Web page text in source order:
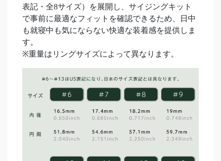
表記・全8サイズ）を展開し、サイジングキット
で事前に最適なフィットを確認できるため、日中
も就寝中も気にならない快適な装着感を提供しま
す。
※重量はリングサイズによって異なります。